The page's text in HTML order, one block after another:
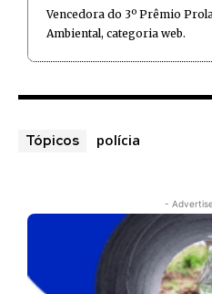
Vencedora do 3º Prêmio
Ambiental, categoria web.
Tópicos polícia
-